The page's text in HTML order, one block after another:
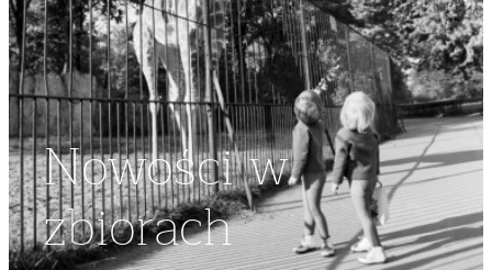
Nowości w
zbiorach